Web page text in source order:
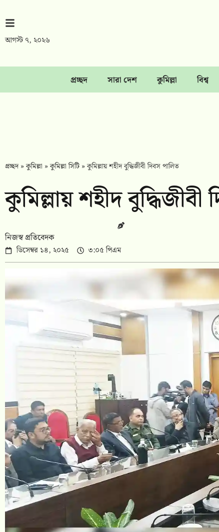
আগস্ট ৭, ২০২৬
প্রচ্ছদ সারা দেশ কুমিল্লা বিশ্ব
প্রচ্ছদ»কুমিল্লা »কুমিল্লা সিটি »কুমিল্লায় শহীদ বুদ্ধিজীবী দিবস পালিত
কুমিল্লায় শহীদ
নিজস্ব প্রতিবেদক
ডিসেম্বর ১৪, ২০২৫ ৩:০৫ পিএম